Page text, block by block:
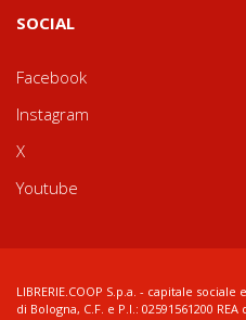
SOCIAL
Facebook
Instagram
X
Youtube
LIBRERIE.COOP S.p.a. - capitale
di Bologna, C.F. e P.I.: 02591561200